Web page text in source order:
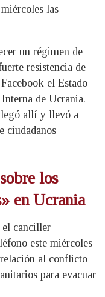
las
un régimen de
resistencia de
el Estado
de Ucrania.
allí y llevó a
ciudadanos
los
en Ucrania
canciller
este miércoles
al conflicto
para evacuar